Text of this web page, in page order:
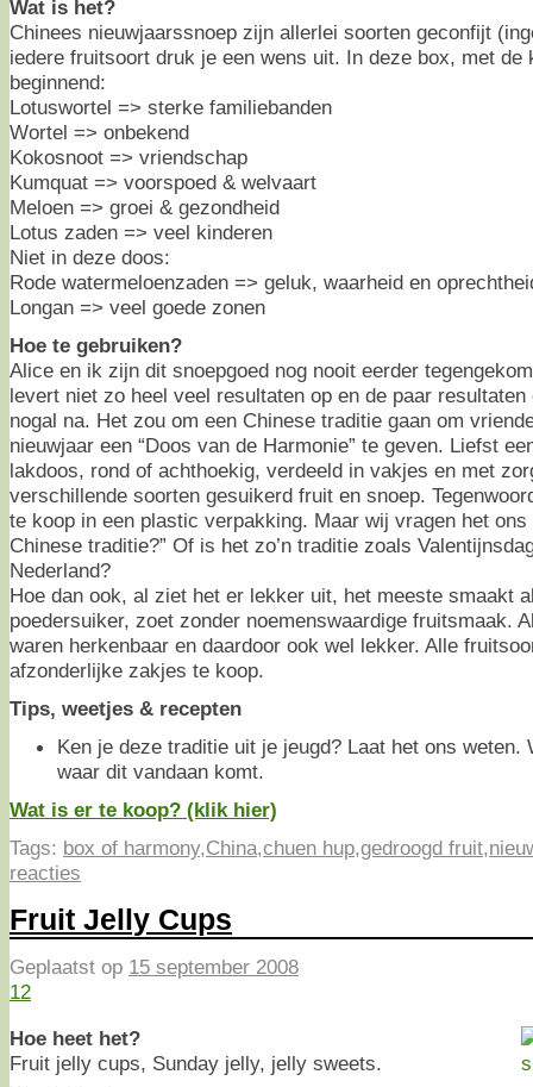
Wat is het?
Chinees nieuwjaarssnoep zijn allerlei soorten geconfijt
iedere fruitsoort druk je een wens uit. In deze box, met de
beginnend:
Lotuswortel => sterke familiebanden
Wortel => onbekend
Kokosnoot => vriendschap
Kumquat => voorspoed & welvaart
Meloen => groei & gezondheid
Lotus zaden => veel kinderen
Niet in deze doos:
Rode watermeloenzaden => geluk, waarheid en
Longan => veel goede zonen
Hoe te gebruiken?
Alice en ik zijn dit snoepgoed nog nooit eerder
levert niet zo heel veel resultaten op en de paar
nogal na. Het zou om een Chinese traditie gaan om
nieuwjaar een “Doos van de Harmonie” te geven. Liefst
lakdoos, rond of achthoekig, verdeeld in vakjes en met
verschillende soorten gesuikerd fruit en snoep.
te koop in een plastic verpakking. Maar wij vragen het
Chinese traditie?” Of is het zo’n traditie zoals
Nederland?
Hoe dan ook, al ziet het er lekker uit, het meeste smaakt
poedersuiker, zoet zonder noemenswaardige fruitsmaak.
waren herkenbaar en daardoor ook wel lekker. Alle
afzonderlijke zakjes te koop.
Tips, weetjes & recepten
Ken je deze traditie uit je jeugd? Laat het ons weten.
waar dit vandaan komt.
Wat is er te koop? (klik hier)
Tags: box of harmony,China,chuen hup,gedroogd fruit,
reacties
Fruit Jelly Cups
Geplaatst op 15 september 2008
12
Hoe heet het?
Fruit jelly cups, Sunday jelly, jelly sweets.